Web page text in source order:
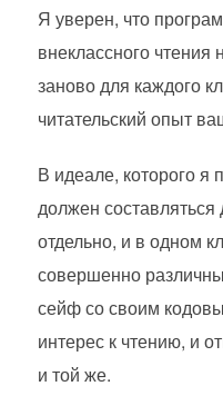
Я уверен, что
внеклассного чтения
заново для каждого
читательский опыт
В идеале, которого я
должен
отдельно, и в одном
совершенно
сейф со своим
интерес к чтению, и
и той же.